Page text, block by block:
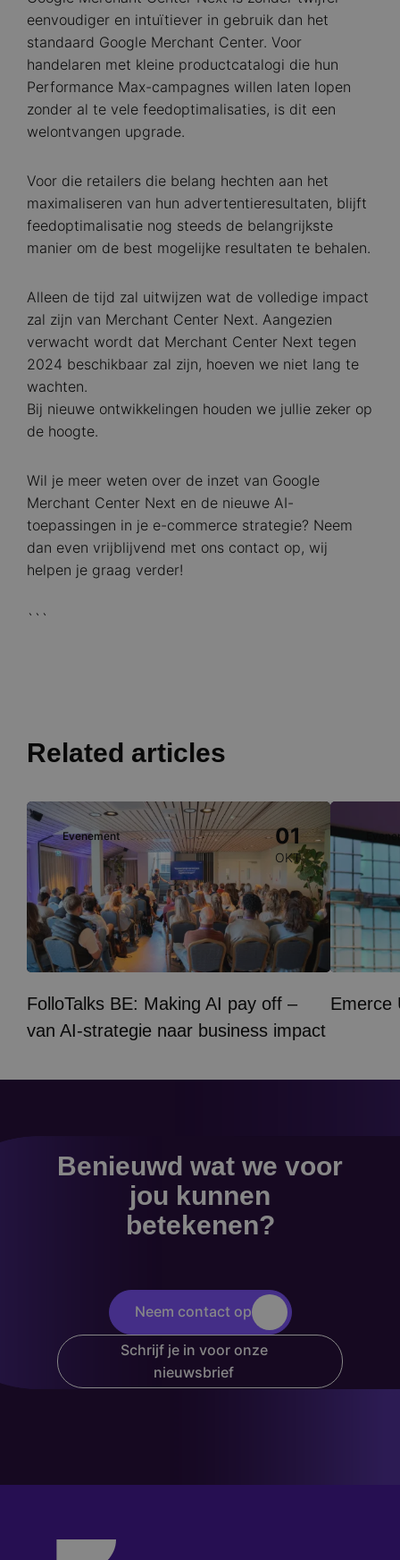
eenvoudiger en intuïtiever in gebruik dan het
standaard Google Merchant Center. Voor
handelaren met kleine productcatalogi die hun
Performance Max-campagnes willen laten lopen
zonder al te vele feedoptimalisaties, is dit een
welontvangen upgrade.
Voor die retailers die belang hechten aan het
maximaliseren van hun advertentieresultaten, blijft
feedoptimalisatie nog steeds de belangrijkste
manier om de best mogelijke resultaten te behalen.
Alleen de tijd zal uitwijzen wat de volledige impact
zal zijn van Merchant Center Next. Aangezien
verwacht wordt dat Merchant Center Next tegen
2024 beschikbaar zal zijn, hoeven we niet lang te
wachten.
Bij nieuwe ontwikkelingen houden we jullie zeker op
de hoogte.
Wil je meer weten over de inzet van Google
Merchant Center Next en de nieuwe AI-
toepassingen in je e-commerce strategie? Neem
dan even vrijblijvend met ons contact op, wij
helpen je graag verder!
```
Related articles
Evenement 01
OKT
Image
FolloTalks BE: Making AI pay off –
van AI-strategie naar business impact
Emerce
Benieuwd wat we voor
jou kunnen
betekenen?
Neem contact op
Schrijf je in voor onze
nieuwsbrief